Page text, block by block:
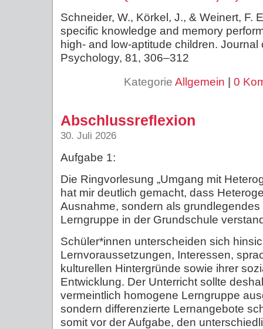
Schneider, W., Körkel, J., & Weinert, F.
specific knowledge and memory
high- and low-aptitude children. Journal
Psychology, 81, 306–312
Kategorie Allgemein 0
Abschlussreflexion
30. Juli 2026
Aufgabe 1:
Die Ringvorlesung „Umgang mit
hat mir deutlich gemacht, dass
Ausnahme, sondern als grundlegendes
Lerngruppe in der Grundschule
Schüler*innen unterscheiden sich
Lernvoraussetzungen, Interessen,
kulturellen Hintergründe sowie ihrer
Entwicklung. Der Unterricht sollte
vermeintlich homogene Lerngruppe
sondern differenzierte Lernangebote
somit vor der Aufgabe, den